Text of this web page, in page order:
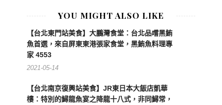
YOU MIGHT ALSO LIKE
【台北東門站美食】大鵬灣食堂：台北品嚐黑鮪
魚首選，來自屏東東港張家食堂，黑鮪魚料理專
家 4553
2021-05-14
【台北南京復興站美食】JR東日本大飯店凱華
樓：特別的鱘龍魚宴之降龍十八式，非同鱘常，